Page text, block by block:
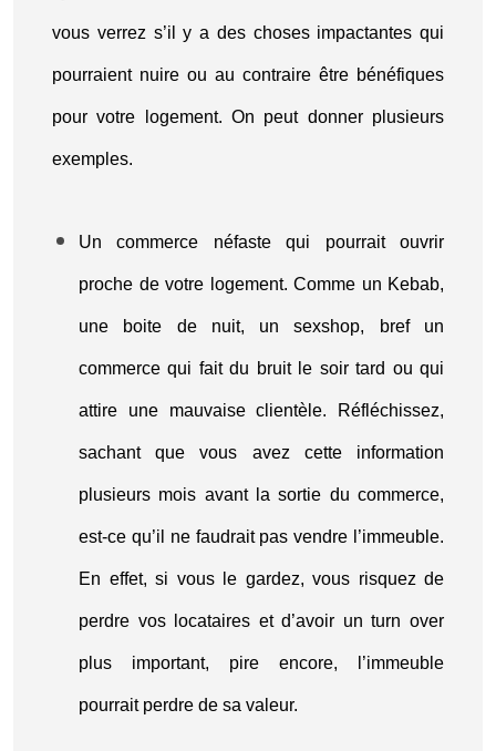
vous verrez s’il y a des choses impactantes qui
pourraient nuire ou au contraire être bénéfiques
pour votre logement. On peut donner plusieurs
exemples.
Un commerce néfaste qui pourrait ouvrir
proche de votre logement. Comme un Kebab,
une boite de nuit, un sexshop, bref un
commerce qui fait du bruit le soir tard ou qui
attire une mauvaise clientèle. Réfléchissez,
sachant que vous avez cette information
plusieurs mois avant la sortie du commerce,
est-ce qu’il ne faudrait pas vendre l’immeuble.
En effet, si vous le gardez, vous risquez de
perdre vos locataires et d’avoir un turn over
plus important, pire encore, l’immeuble
pourrait perdre de sa valeur.